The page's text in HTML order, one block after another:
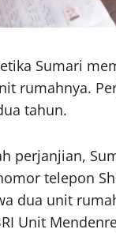
Sumari
rumahnya.
tahun.
perjanjian,
telepon
dua unit
Unit